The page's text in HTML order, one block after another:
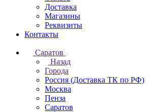
Доставка
Магазины
Реквизиты
Контакты
Саратов
Назад
Города
Россия (Доставка ТК по РФ)
Москва
Пенза
Саратов